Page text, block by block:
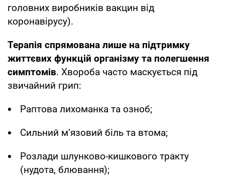
головних виробників вакцин від
коронавірусу).
Терапія спрямована лише на підтримку
життєвих функцій організму та полегшення
симптомів. Хвороба часто маскується під
звичайний грип:
Раптова лихоманка та озноб;
Сильний м’язовий біль та втома;
Розлади шлунково-кишкового тракту
(нудота, блювання);